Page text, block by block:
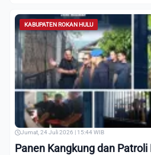
KABUPATEN ROKAN HULU
Jumat, 24 Juli 2026 | 15:44 WIB
Panen Kangkung dan Patroli